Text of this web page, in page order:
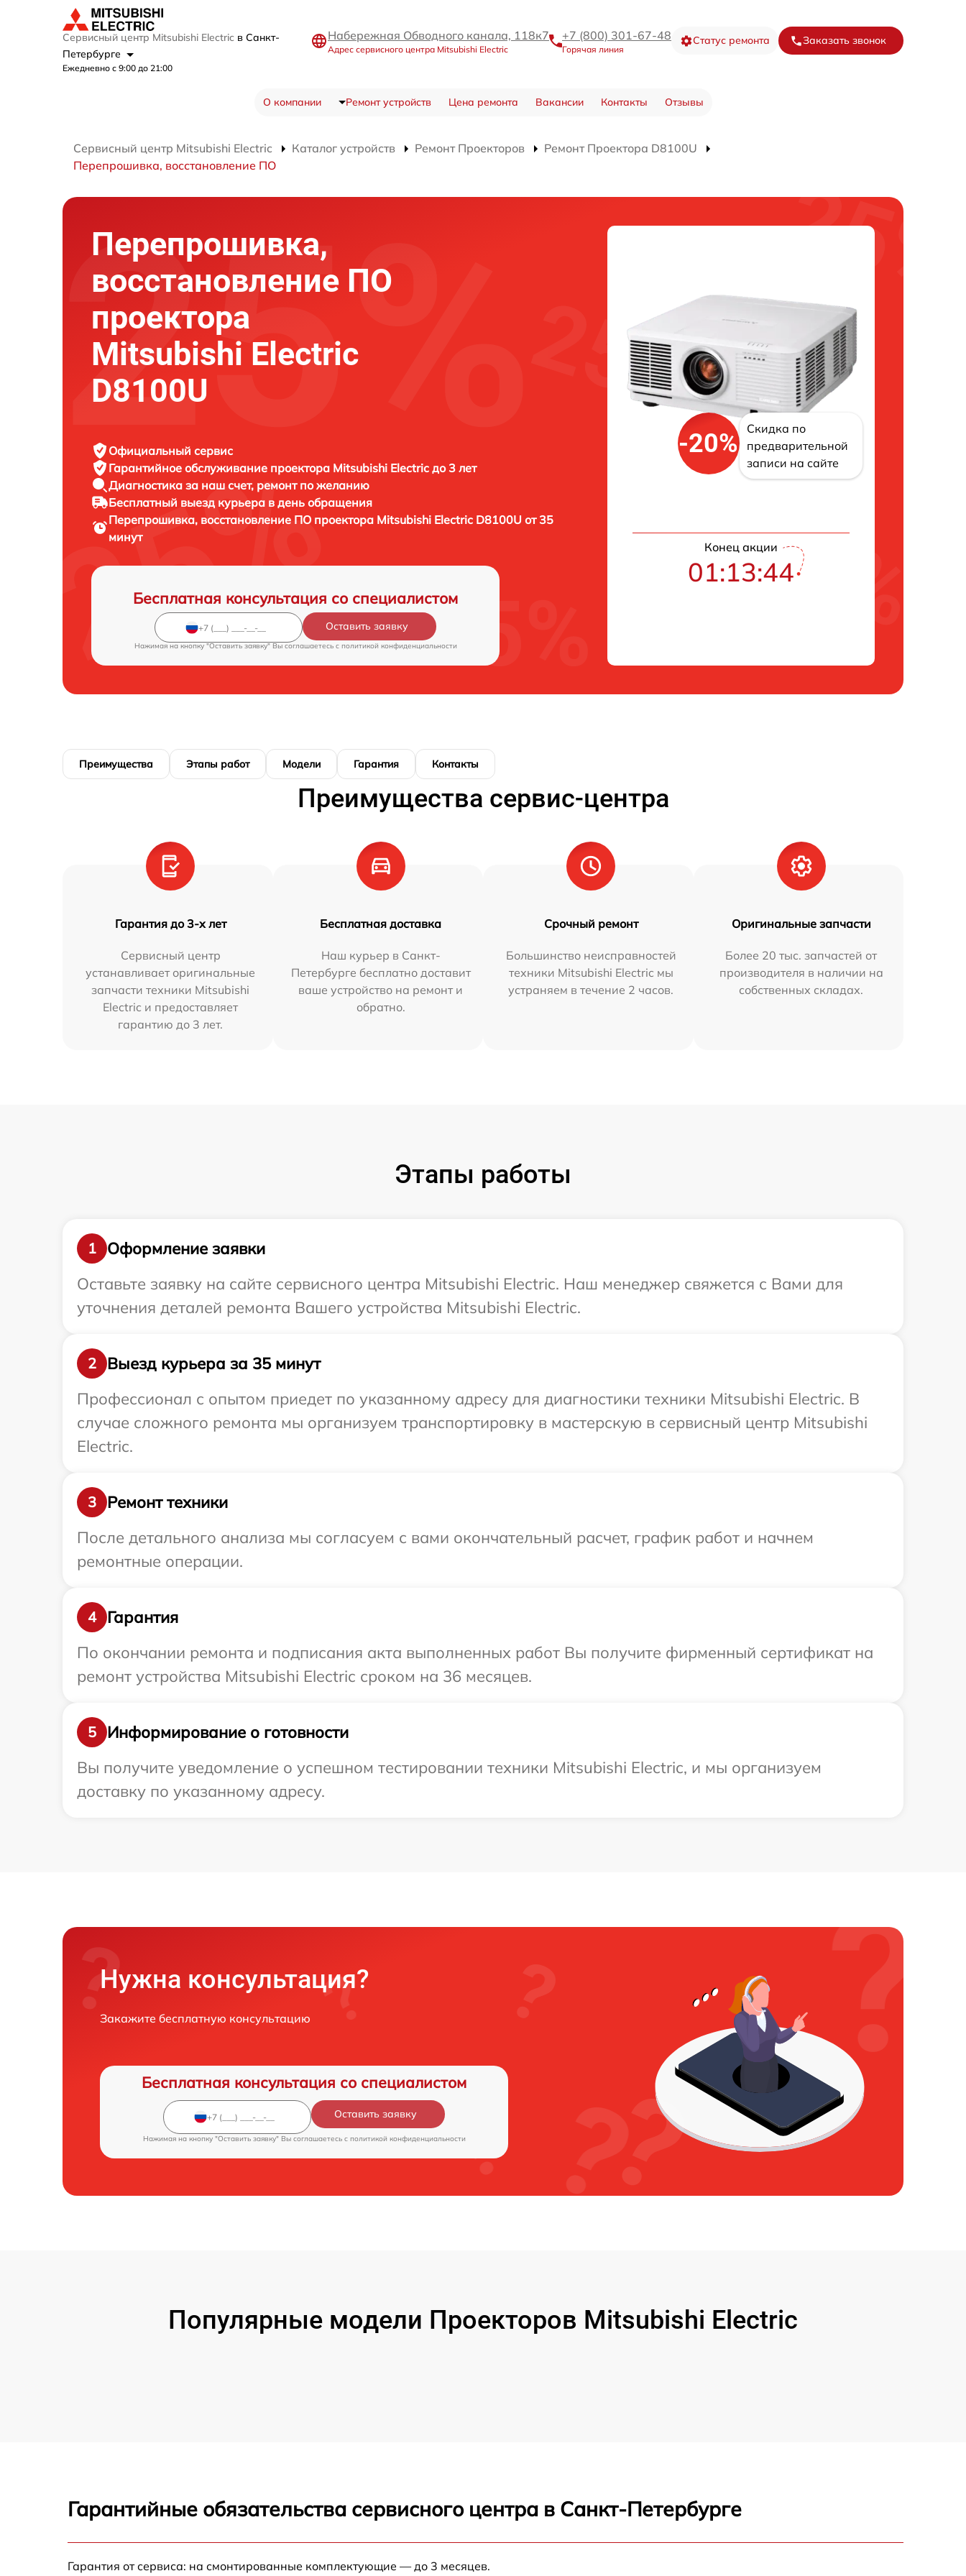
Сервисный центр Mitsubishi Electric в Санкт-
Петербурге
Ежедневно с 9:00 до 21:00
Набережная Обводного канала, 118к7
Адрес сервисного центра Mitsubishi Electric
+7 (800) 301-67-48
Горячая линия
Статус ремонта Заказать звонок
О компании Ремонт устройств Цена ремонта Вакансии Контакты Отзывы
Сервисный центр Mitsubishi Electric Каталог устройств Ремонт Проекторов
Ремонт Проектора D8100U
Перепрошивка, восстановление ПО
Перепрошивка,
восстановление ПО
проектора
Mitsubishi Electric
D8100U
Официальный сервис
Гарантийное обслуживание проектора Mitsubishi Electric до 3 лет
Диагностика за наш счет, ремонт по желанию
Бесплатный выезд курьера в день обращения
Перепрошивка, восстановление ПО проектора Mitsubishi Electric D8100U от 35
минут
Бесплатная консультация со специалистом
Оставить заявку
Нажимая на кнопку "Оставить заявку" Вы соглашаетесь c политикой конфиденциальности
-20%
Скидка по
предварительной
записи на сайте
Конец акции
01:13:43
Преимущества Этапы работ Модели Гарантия Контакты
Преимущества сервис-центра
Гарантия до 3-х лет
Сервисный центр
устанавливает оригинальные
запчасти техники Mitsubishi
Electric и предоставляет
гарантию до 3 лет.
Бесплатная доставка
Наш курьер в Санкт-
Петербурге бесплатно доставит
ваше устройство на ремонт и
обратно.
Срочный ремонт
Большинство неисправностей
техники Mitsubishi Electric мы
устраняем в течение 2 часов.
Оригинальные запчасти
Более 20 тыс. запчастей от
производителя в наличии на
собственных складах.
Этапы работы
1
Оформление заявки
Оставьте заявку на сайте сервисного центра Mitsubishi Electric. Наш менеджер свяжется с Вами для
уточнения деталей ремонта Вашего устройства Mitsubishi Electric.
2
Выезд курьера за 35 минут
Профессионал с опытом приедет по указанному адресу для диагностики техники Mitsubishi Electric. В
случае сложного ремонта мы организуем транспортировку в мастерскую в сервисный центр Mitsubishi
Electric.
3
Ремонт техники
После детального анализа мы согласуем с вами окончательный расчет, график работ и начнем
ремонтные операции.
4
Гарантия
По окончании ремонта и подписания акта выполненных работ Вы получите фирменный сертификат на
ремонт устройства Mitsubishi Electric сроком на 36 месяцев.
5
Информирование о готовности
Вы получите уведомление о успешном тестировании техники Mitsubishi Electric, и мы организуем
доставку по указанному адресу.
Нужна консультация?
Закажите бесплатную консультацию
Бесплатная консультация со специалистом
Оставить заявку
Нажимая на кнопку "Оставить заявку" Вы соглашаетесь c политикой конфиденциальности
Популярные модели Проекторов Mitsubishi Electric
Гарантийные обязательства сервисного центра в Санкт-Петербурге
Гарантия от сервиса: на смонтированные комплектующие — до 3 месяцев.